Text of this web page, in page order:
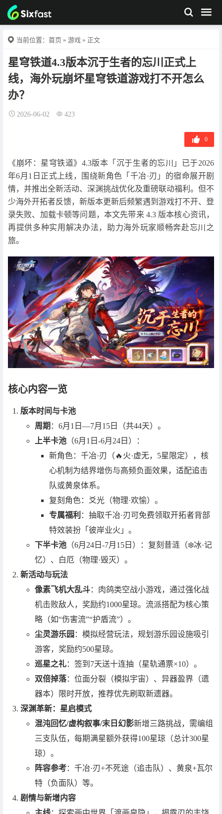
当前位置： 首页 » 游戏 » 正文
星穹铁道4.3版本沉于生者的忘川正式上
线，海外玩崩坏星穹铁道游戏打不开怎么
办？
2026-06-02 423
0
《崩坏：星穹铁道》4.3版本「沉于生者的忘川」已于2026
年6月1日正式上线，围绕新角色「千冶·刃」的宿命展开剧
情，并推出全新活动、深渊挑战优化及重磅联动福利。但不
少海外开拓者反馈，新版本更新后频繁遇到游戏打不开、登
录失败、加载卡顿等问题，本文先带来 4.3 版本核心资讯，
再提供多种实用解决办法，助力海外玩家顺畅奔赴忘川之
旅。
核心内容一览
版本时间与卡池
周期 ：6月1日—7月15日（共44天）。
上半卡池（6月1日-6月24日）：
新角色：千冶·刃（🔥火·虚无，5星限定），核
心机制为结界增伤与高频负面效果，适配追击
队或黄泉体系。
复刻角色：爻光（物理·欢愉）。
专属福利 ：抽取千冶·刃可免费领取开拓者背部
特效装扮「彼岸业火」。
下半卡池（6月24日-7月15日）：复刻昔涟（❄️冰·记
忆）、白厄（物理·毁灭）。
新活动与玩法
像素飞机大乱斗：肉鸽类空战小游戏，通过强化战
机击败敌人，奖励约1000星琼。流派搭配为核心策
略（如“伤害流”“护盾流”）。
尘灵游乐园 ：模拟经营玩法，规划游乐园设施吸引
游客，奖励约500星琼。
巡星之礼：签到7天送十连抽（星轨通票×10）。
双倍掉落：位面分裂（模拟宇宙）、异器盈界（遗
器本）限时开放，推荐优先刷取新遗器。
深渊革新：星启模式
混沌回忆/虚构叙事/末日幻影新增三路挑战，需编组
三支队伍，每期满星额外获得100星琼（总计300星
琼）。
阵容参考：千冶·刃+不死途（追击队）、黄泉+瓦尔
特（负面队）等。
剧情与新增内容